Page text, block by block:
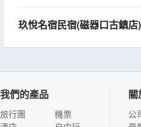
玖悅名宿民宿(磁器口古鎮店
我們的產品
旅行團
機票
關
公